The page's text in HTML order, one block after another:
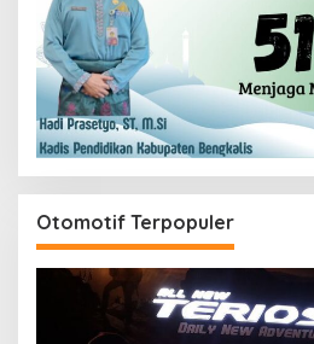
Otomotif Terpopuler